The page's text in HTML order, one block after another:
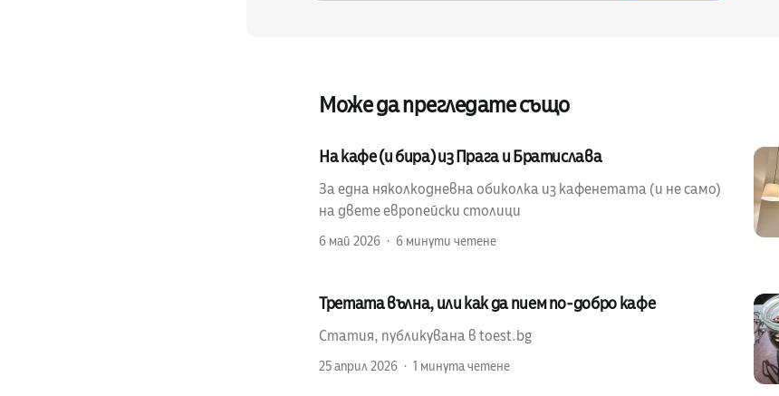
Може да прегледате също
На кафе (и бира) из Прага и Братислава
За една няколкодневна обиколка из кафенетата (и не само)
на двете европейски столици
6 май 2026 6 минути четене
Третата вълна, или как да пием по-добро кафе
Статия, публикувана в toest.bg
25 април 2026 1 минута четене